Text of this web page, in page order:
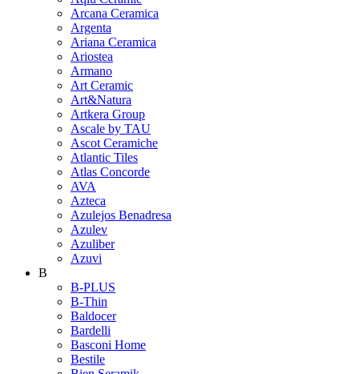
Arcana Ceramica
Argenta
Ariana Ceramica
Ariostea
Armano
Art Ceramic
Art&Natura
Artkera Group
Ascale by TAU
Ascot Ceramiche
Atlantic Tiles
Atlas Concorde
AVA
Azteca
Azulejos Benadresa
Azulev
Azuliber
Azuvi
B
B-PLUS
B-Thin
Baldocer
Bardelli
Basconi Home
Bestile